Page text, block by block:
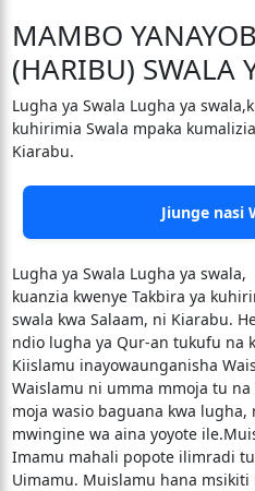
MAMBO
(HARIBU) SWALA
Lugha ya Swala Lugha ya
kuhirimia Swala mpaka
Kiarabu.
Jiunge nasi
Lugha ya Swala Lugha ya swala,
kuanzia kwenye Takbira ya
swala kwa Salaam, ni Kiarabu.
ndio lugha ya Qur-an tukufu na
Kiislamu inayowaunganisha
Waislamu ni umma mmoja tu
moja wasio baguana kwa
mwingine wa aina yoyote
Imamu mahali popote ilimradi
Uimamu. Muislamu hana